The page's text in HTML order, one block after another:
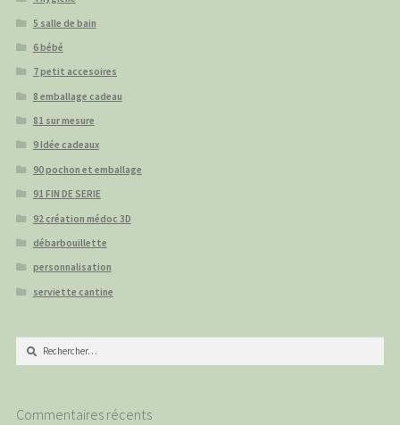
5 salle de bain
6 bébé
7 petit accesoires
8 emballage cadeau
81 sur mesure
9 Idée cadeaux
90 pochon et emballage
91 FIN DE SERIE
92 création médoc 3D
débarbouillette
personnalisation
serviette cantine
Rechercher :
Commentaires récents